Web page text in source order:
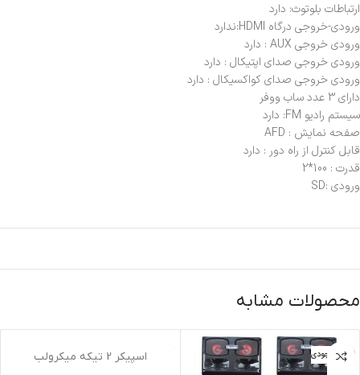
ارتباطات بلوتوث: دارد
ورودی-خروجی درگاه HDMI:ندارد
ورودی خروجی AUX : دارد
ورودی خروجی صدای اپتیکال : دارد
ورودی خروجی صدای کواکسیکال : دارد
دارای 3 عدد ساب ووفر
سیستم رادیو FM: دارد
صفحه نمایش : AFD
قابل کنترل از راه دور : دارد
قدرت : 100*2
ورودی :SD
محصولات مشابه
اتمام موجودی اتمام موجودی
اسپيکر 2 تيکه ميکرولب